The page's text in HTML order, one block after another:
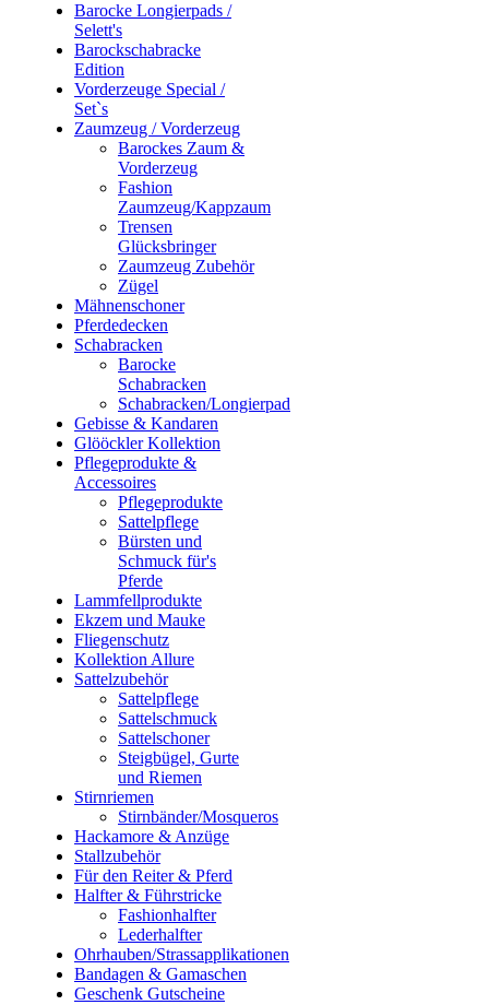
Barocke Longierpads /
Selett's
Barockschabracke
Edition
Vorderzeuge Special /
Set`s
Zaumzeug / Vorderzeug
Barockes Zaum &
Vorderzeug
Fashion
Zaumzeug/Kappzaum
Trensen
Glücksbringer
Zaumzeug Zubehör
Zügel
Mähnenschoner
Pferdedecken
Schabracken
Barocke
Schabracken
Schabracken/Longierpad
Gebisse & Kandaren
Glööckler Kollektion
Pflegeprodukte &
Accessoires
Pflegeprodukte
Sattelpflege
Bürsten und
Schmuck für's
Pferde
Lammfellprodukte
Ekzem und Mauke
Fliegenschutz
Kollektion Allure
Sattelzubehör
Sattelpflege
Sattelschmuck
Sattelschoner
Steigbügel, Gurte
und Riemen
Stirnriemen
Stirnbänder/Mosqueros
Hackamore & Anzüge
Stallzubehör
Für den Reiter & Pferd
Halfter & Führstricke
Fashionhalfter
Lederhalfter
Ohrhauben/Strassapplikationen
Bandagen & Gamaschen
Geschenk Gutscheine